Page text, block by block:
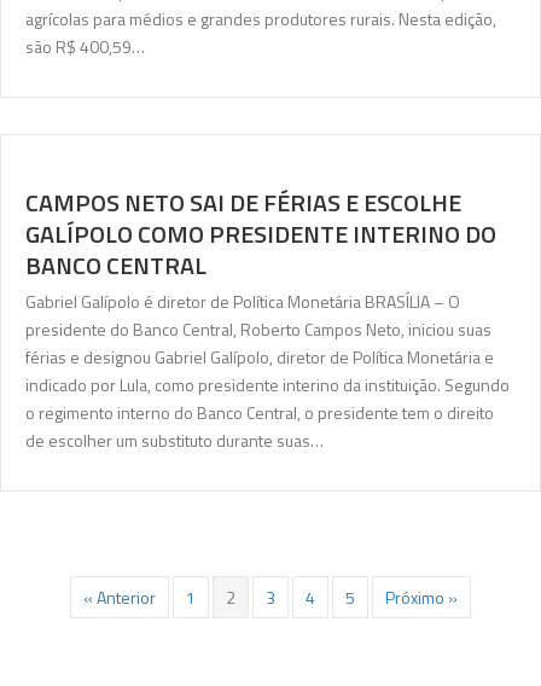
agrícolas para médios e grandes produtores rurais. Nesta edição,
são R$ 400,59…
CAMPOS NETO SAI DE FÉRIAS E ESCOLHE
GALÍPOLO COMO PRESIDENTE INTERINO DO
BANCO CENTRAL
Gabriel Galípolo é diretor de Política Monetária BRASÍLIA – O
presidente do Banco Central, Roberto Campos Neto, iniciou suas
férias e designou Gabriel Galípolo, diretor de Política Monetária e
indicado por Lula, como presidente interino da instituição. Segundo
o regimento interno do Banco Central, o presidente tem o direito
de escolher um substituto durante suas…
« Anterior 1 2 3 4 5 Próximo »